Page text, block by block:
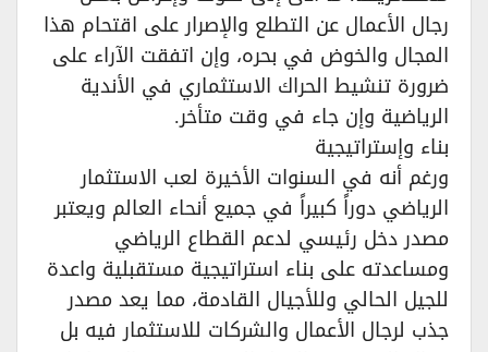
رجال الأعمال عن التطلع والإصرار على اقتحام هذا
المجال والخوض في بحره، وإن اتفقت الآراء على
ضرورة تنشيط الحراك الاستثماري في الأندية
الرياضية وإن جاء في وقت متأخر.
بناء وإستراتيجية‏
ورغم أنه في السنوات الأخيرة لعب الاستثمار
الرياضي دوراً كبيراً في جميع أنحاء العالم ويعتبر
مصدر دخل رئيسي لدعم القطاع الرياضي
ومساعدته على بناء استراتيجية مستقبلية واعدة
للجيل الحالي وللأجيال القادمة، مما يعد مصدر
جذب لرجال الأعمال والشركات للاستثمار فيه بل